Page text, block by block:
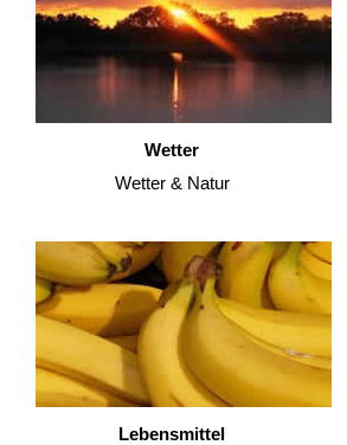
Wetter
Wetter & Natur
Lebensmittel